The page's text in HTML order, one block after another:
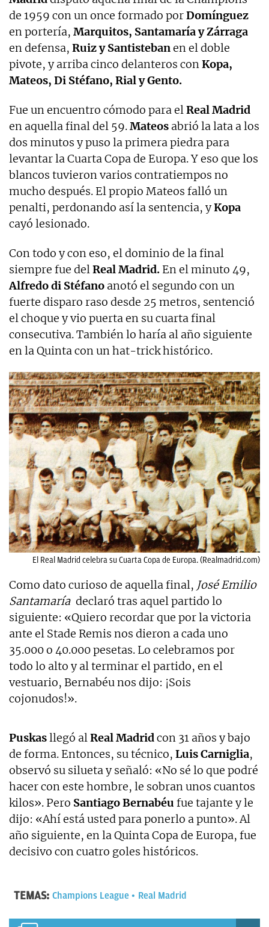
de 1959 con un once formado porDomínguez
en portería, Marquitos, Santamaría y Zárraga
en defensa, Ruiz y Santistebanen el doble
pivote, y arriba cinco delanteros conKopa,
Mateos, Di Stéfano, Rial y Gento.
Fue un encuentro cómodo para elReal Madrid
en aquella final del 59.Mateos abrió la lata a los
dos minutos y puso la primera piedra para
levantar la Cuarta Copa de Europa. Y eso que los
blancos tuvieron varios contratiempos no
mucho después. El propio Mateos falló un
penalti, perdonando así la sentencia, yKopa
cayó lesionado.
Con todo y con eso, el dominio de la final
siempre fue delReal Madrid. En el minuto 49,
Alfredo di Stéfano anotó el segundo con un
fuerte disparo raso desde 25 metros, sentenció
el choque y vio puerta en su cuarta final
consecutiva. También lo haría al año siguiente
en la Quinta con un hat-trick histórico.
El Real Madrid celebra su Cuarta Copa de Europa. (Realmadrid.com)
Como dato curioso de aquella final, José Emilio
Santamaría declaró tras aquel partido lo
siguiente: «Quiero recordar que por la victoria
ante el Stade Remis nos dieron a cada uno
35.000 o 40.000 pesetas. Lo celebramos por
todo lo alto y al terminar el partido, en el
vestuario, Bernabéu nos dijo: ¡Sois
cojonudos!».
Puskasllegó alReal Madridcon 31 años y bajo
de forma. Entonces, su técnico, Luis Carniglia,
observó su silueta y señaló: «No sé lo que podré
hacer con este hombre, le sobran unos cuantos
kilos». Pero Santiago Bernabéu fue tajante y le
dijo: «Ahí está usted para ponerlo a punto». Al
año siguiente, en la Quinta Copa de Europa, fue
decisivo con cuatro goles históricos.
TEMAS: Champions League Real Madrid